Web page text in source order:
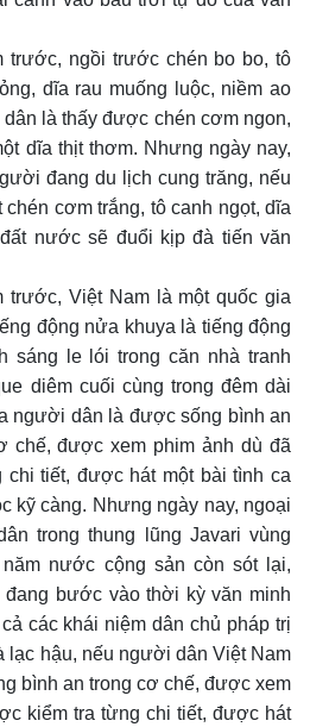
trước, ngồi trước chén bo bo, tô
dĩa rau muống luộc, niềm ao
là thấy được chén cơm ngon,
dĩa thịt thơm. Nhưng ngày nay,
đang du lịch cung trăng, nếu
cơm trắng, tô canh ngọt, dĩa
nước sẽ đuổi kịp đà tiến văn
trước, Việt Nam là một quốc gia
động nửa khuya là tiếng động
sáng le lói trong căn nhà tranh
diêm cuối cùng trong đêm dài
người dân là được sống bình an
chế, được xem phim ảnh dù đã
tiết, được hát một bài tình ca
kỹ càng. Nhưng ngày nay, ngoại
trong thung lũng Javari vùng
nước cộng sản còn sót lại,
bước vào thời kỳ văn minh
các khái niệm dân chủ pháp trị
lạc hậu, nếu người dân Việt Nam
bình an trong cơ chế, được xem
kiểm tra từng chi tiết, được hát